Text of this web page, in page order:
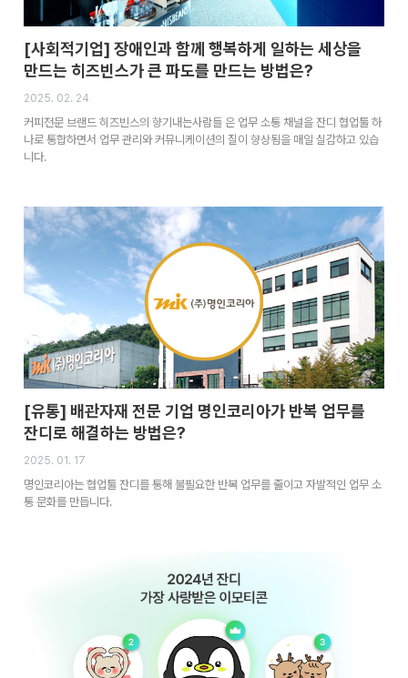
[사회적기업] 장애인과 함께 행복하게 일하는 세상을
만드는 히즈빈스가 큰 파도를 만드는 방법은?
2025. 02. 24
커피전문 브랜드 히즈빈스의 향기내는사람들 은 업무 소통 채널을 잔디 협업툴 하
나로 통합하면서 업무 관리와 커뮤니케이션의 질이 향상됨을 매일 실감하고 있습
니다.
[유통] 배관자재 전문 기업 명인코리아가 반복 업무를
잔디로 해결하는 방법은?
2025. 01. 17
명인코리아는 협업툴 잔디를 통해 불필요한 반복 업무를 줄이고 자발적인 업무 소
통 문화를 만듭니다.